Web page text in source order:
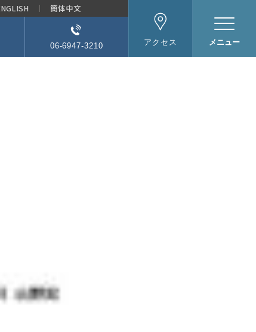
簡体中文
06-6947-3210 アクセス メニュー